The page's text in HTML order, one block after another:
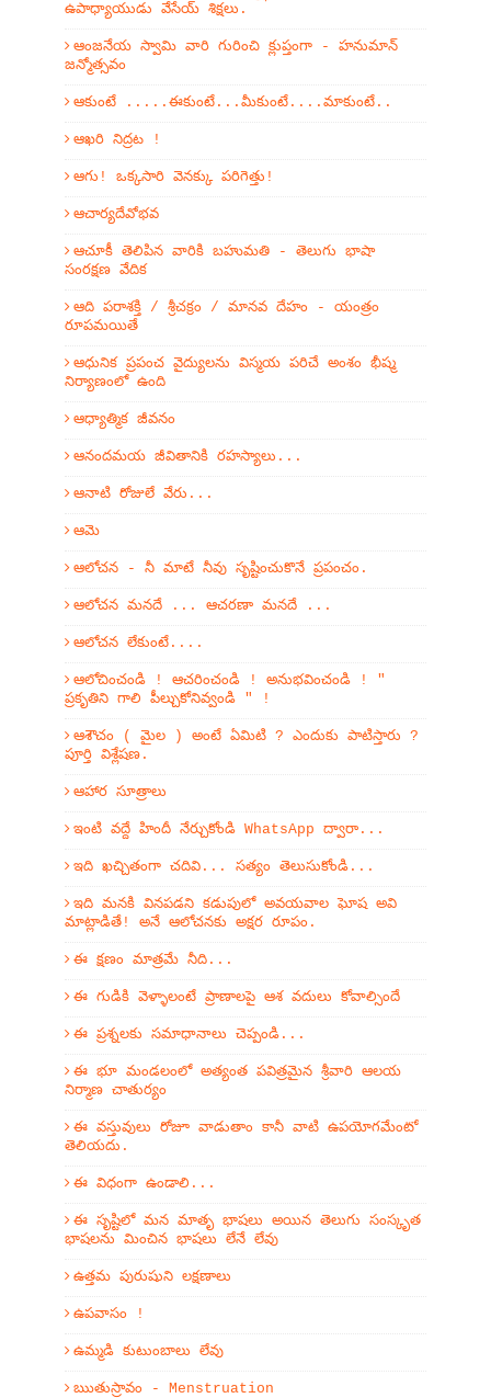
ఉపాధ్యాయుడు వేసేయ్ శిక్షలు.
ఆంజనేయ స్వామి వారి గురించి క్లుప్తంగా - హనుమాన్
జన్మోత్సవం
ఆకుంటే .....ఈకుంటే...మీకుంటే....మాకుంటే..
ఆఖరి నిద్రట !
ఆగు! ఒక్కసారి వెనక్కు పరిగెత్తు!
ఆచార్యదేవోభవ
ఆచూకీ తెలిపిన వారికి బహుమతి - తెలుగు భాషా
సంరక్షణ వేదిక
ఆది పరాశక్తి / శ్రీచక్రం / మానవ దేహం - యంత్రం
రూపమయితే
ఆధునిక ప్రపంచ వైద్యులను విస్మయ పరిచే అంశం భీష్మ
నిర్యాణంలో ఉంది
ఆధ్యాత్మిక జీవనం
ఆనందమయ జీవితానికి రహస్యాలు...
ఆనాటి రోజులే వేరు...
ఆమె
ఆలోచన - నీ మాటే నీవు సృష్టించుకొనే ప్రపంచం.
ఆలోచన మనదే ... ఆచరణా మనదే ...
ఆలోచన లేకుంటే....
ఆలోచించండి ! ఆచరించండి ! అనుభవించండి ! "
ప్రకృతిని గాలి పీల్చుకోనివ్వండి " !
ఆశౌచం ( మైల ) అంటే ఏమిటి ? ఎందుకు పాటిస్తారు ?
పూర్తి విశ్లేషణ.
ఆహార సూత్రాలు
ఇంటి వద్దే హిందీ నేర్చుకోండి WhatsApp ద్వారా...
ఇది ఖచ్చితంగా చదివి... సత్యం తెలుసుకోండి...
ఇది మనకి వినపడని కడుపులో అవయవాల ఘోష అవి
మాట్లాడితే! అనే ఆలోచనకు అక్షర రూపం.
ఈ క్షణం మాత్రమే నీది...
ఈ గుడికి వెళ్ళాలంటే ప్రాణాలపై ఆశ వదులు కోవాల్సిందే
ఈ ప్రశ్నలకు సమాధానాలు చెప్పండి...
ఈ భూ మండలంలో అత్యంత పవిత్రమైన శ్రీవారి ఆలయ
నిర్మాణ చాతుర్యం
ఈ వస్తువులు రోజూ వాడుతాం కానీ వాటి ఉపయోగమేంటో
తెలియదు.
ఈ విధంగా ఉండాలి...
ఈ సృష్టిలో మన మాతృ భాషలు అయిన తెలుగు సంస్కృత
భాషలను మించిన భాషలు లేనే లేవు
ఉత్తమ పురుషుని లక్షణాలు
ఉపవాసం !
ఉమ్మడి కుటుంబాలు లేవు
ఋతుస్రావం - Menstruation